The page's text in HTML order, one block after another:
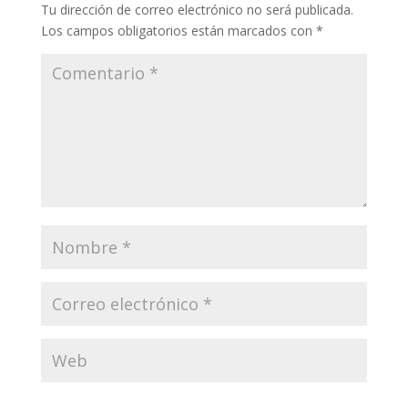
Tu dirección de correo electrónico no será publicada.
Los campos obligatorios están marcados con *